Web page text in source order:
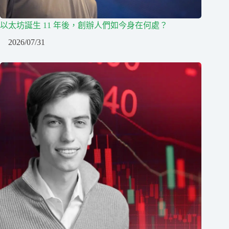
以太坊誕生 11 年後，創辦人們如今身在何處？
2026/07/31